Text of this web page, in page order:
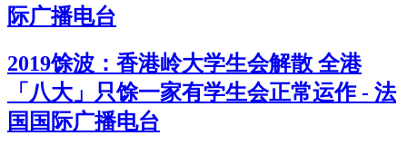
际广播电台
2019馀波：香港岭大学生会解散 全港
「八大」只馀一家有学生会正常运作 - 法
国国际广播电台